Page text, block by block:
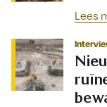
Lees